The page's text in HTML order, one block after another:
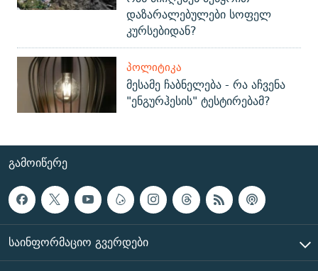
დაზარალებულები სოფელ
კურსებიდან?
ᲞᲝᲚᲘᲢᲘᲙᲐ
მესამე ჩაბნელება - რა აჩვენა
"ენგურჰესის" ტესტირებამ?
ᲒᲐᲛᲝᲘᲬᲔᲠᲔ
ᲡᲐᲘᲜᲤᲝᲠᲛᲐᲪᲘᲝ ᲒᲕᲔᲠᲓᲔᲑᲘ